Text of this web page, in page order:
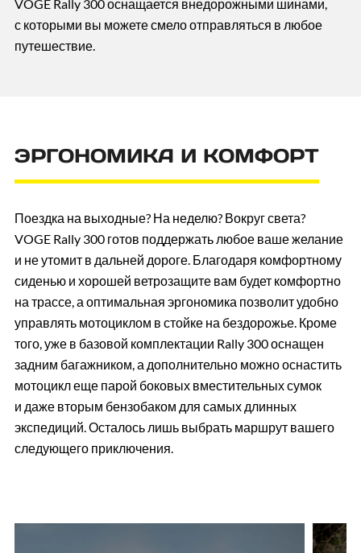
VOGE Rally 300 оснащается внедорожными шинами,
с которыми вы можете смело отправляться в любое
путешествие.
ЭРГОНОМИКА И КОМФОРТ
Поездка на выходные? На неделю? Вокруг света?
VOGE Rally 300 готов поддержать любое ваше желание
и не утомит в дальней дороге. Благодаря комфортному
сиденью и хорошей ветрозащите вам будет комфортно
на трассе, а оптимальная эргономика позволит удобно
управлять мотоциклом в стойке на бездорожье. Кроме
того, уже в базовой комплектации Rally 300 оснащен
задним багажником, а дополнительно можно оснастить
мотоцикл еще парой боковых вместительных сумок
и даже вторым бензобаком для самых длинных
экспедиций. Осталось лишь выбрать маршрут вашего
следующего приключения.